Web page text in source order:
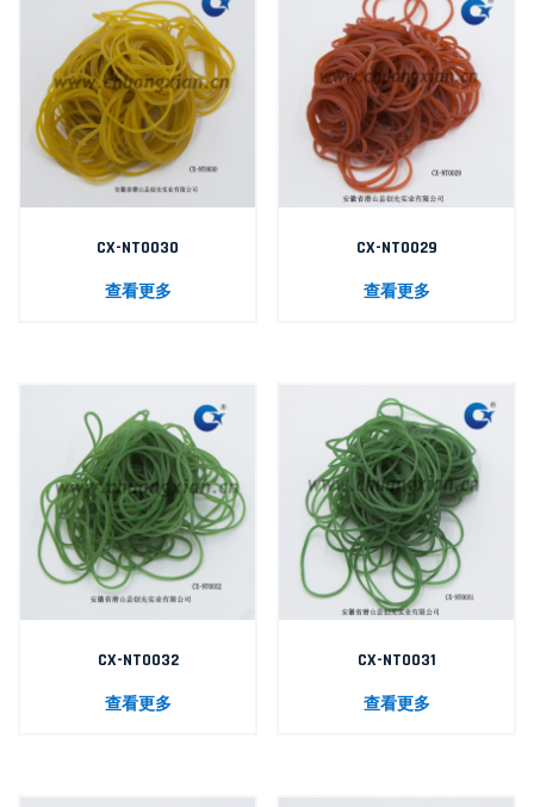
CX-NT0030
查看更多
CX-NT0029
查看更多
CX-NT0032
查看更多
CX-NT0031
查看更多